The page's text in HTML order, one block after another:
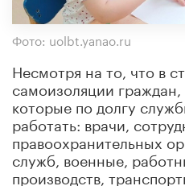
Фото: uolbt.yanao.ru
Несмотря на то, что в
самоизоляции граждан,
которые по долгу
работать: врачи,
правоохранительных
служб, военные,
производств,